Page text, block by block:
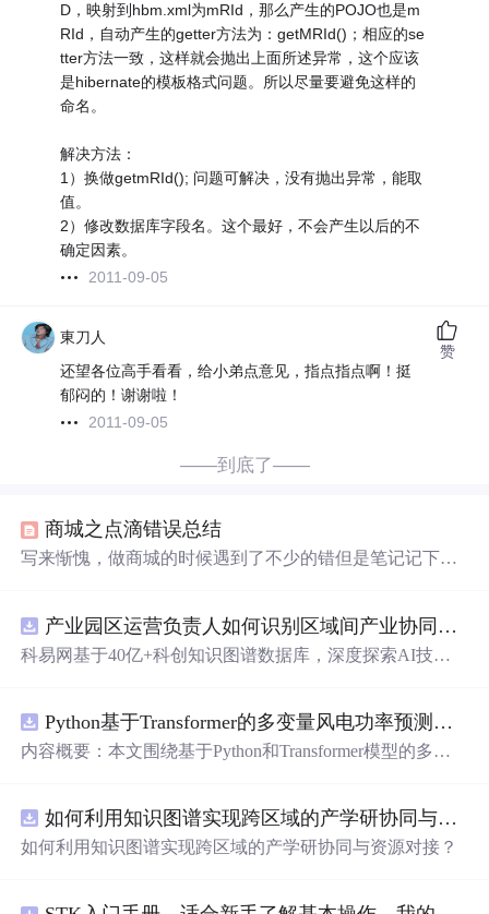
D，映射到hbm.xml为mRId，那么产生的POJO也是m
RId，自动产生的getter方法为：getMRId()；相应的se
tter方法一致，这样就会抛出上面所述异常，这个应该
是hibernate的模板格式问题。所以尽量要避免这样的
命名。
解决方法：
1）换做getmRId(); 问题可解决，没有抛出异常，能取
值。
2）修改数据库字段名。这个最好，不会产生以后的不
确定因素。
2011-09-05
東刀人
还望各位高手看看，给小弟点意见，指点指点啊！挺
郁闷的！谢谢啦！
2011-09-05
赞
——到底了——
商城之点滴错误总结
写来惭愧，做商城的时候遇到了不少的错但是笔记记下来
下，要不凭我这转眼即逝的记性(⊙﹏⊙)b 商城用的是SSH
框架，这个之前也有一些介绍 关于外键： cannot delete or
产业园区运营负责人如何识别区域间产业协同机会？.docx
科易网基于40亿+科创知识图谱数据库，深度探索AI技术
新领域的AI+数智化解决方案，推动科技创新与产业创新
智能化发展。
Python基于Transformer的多变量风电功率预测研究
内容概要：本文围绕基于Python和Transformer模型的多变
温度、湿度等多种气象及运行变量作为输入特征，构建高
精度预测模型。为进一步提升预测的稳健性与可靠性，研
如何利用知识图谱实现跨区域的产学研协同与资源对接？.docx
如何利用知识图谱实现跨区域的产学研协同与资源对接？